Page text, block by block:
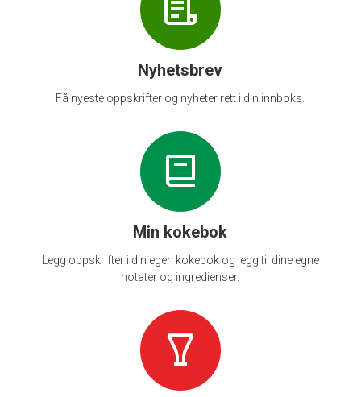
Nyhetsbrev
Få nyeste oppskrifter og nyheter rett i din innboks.
Min kokebok
Legg oppskrifter i din egen kokebok og legg til dine egne
notater og ingredienser.